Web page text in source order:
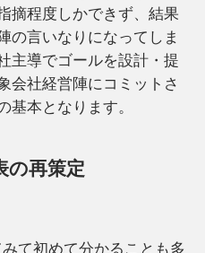
摘程度しかできず、結果
の言いなりになってしま
主導でゴールを設計・提
会社経営陣にコミットさ
基本となります。
の再策定
て初めて分かることも多